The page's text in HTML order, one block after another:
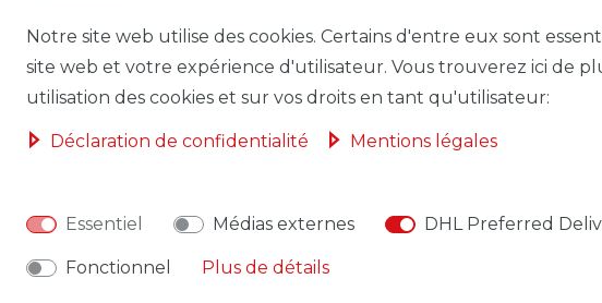
Droit de rétractation Formulaire de rétractation
Notre site web utilise des cookies. Certains d'entre eux sont
site web et votre expérience d'utilisateur. Vous trouverez ici de
utilisation des cookies et sur vos droits en tant qu'utilisateur:
Déclaration de confidentialité Mentions légales
Essentiel Médias externes DHL Preferred
Fonctionnel Plus de détails